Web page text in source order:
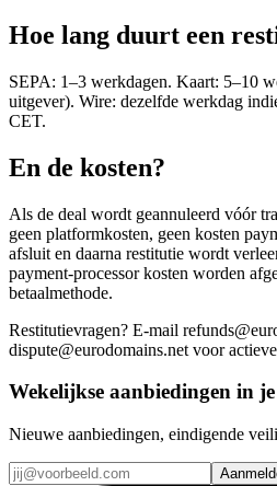
Hoe lang duurt een
SEPA: 1–3 werkdagen. Kaart: 5–10
uitgever). Wire: dezelfde werkdag
CET.
En de kosten?
Als de deal wordt geannuleerd vóór
geen platformkosten, geen kosten
afsluit en daarna restitutie wordt
payment-processor kosten worden
betaalmethode.
Restitutievragen? E-mail
dispute@eurodomains.net voor
Wekelijkse aanbiedingen in
Nieuwe aanbiedingen, eindigende